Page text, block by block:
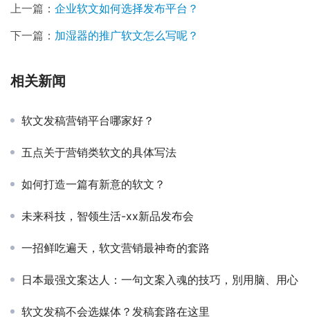
上一篇： 企业软文如何选择发布平台？
下一篇： 加湿器的推广软文怎么写呢？
相关新闻
软文发稿营销平台哪家好？
五点关于营销类软文的具体写法
如何打造一篇有新意的软文？
未来科技，智领生活-xx新品发布会
一招鲜吃遍天，软文营销最神奇的套路
日本最强文案达人：一句文案入魂的技巧，別用脑、用心
软文发稿不会选媒体？发稿套路在这里